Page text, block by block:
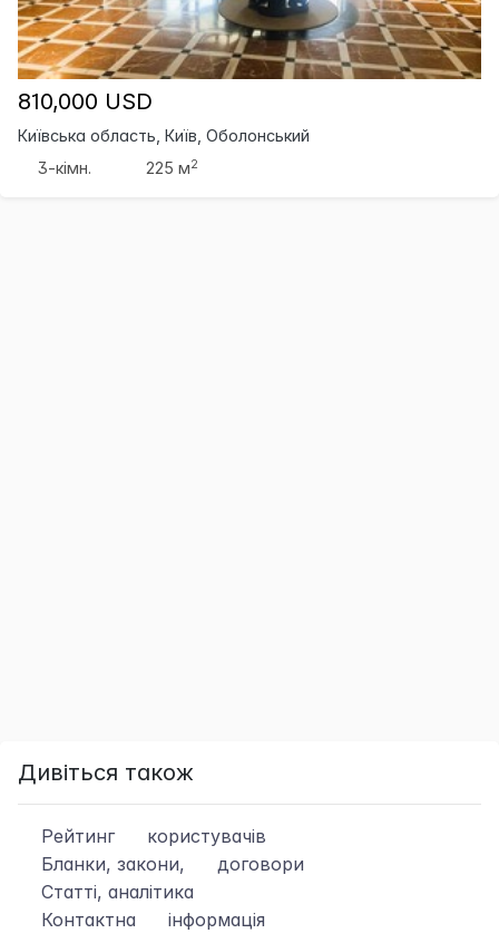
810,000 USD
Київська область, Київ, Оболонський
3-кімн.
225 м2
Дивіться також
Рейтинг
користувачів
Бланки, закони,
договори
Статті, аналітика
Контактна
інформація